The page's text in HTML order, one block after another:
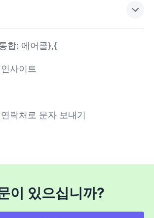
합: 에어콜},{
사이트
락처로 문자 보내기
이 있으십니까?